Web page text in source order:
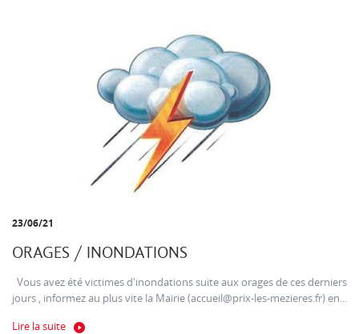
23/06/21
ORAGES / INONDATIONS
Vous avez été victimes d'inondations suite aux orages de ces derniers
jours , informez au plus vite la Mairie (accueil@prix-les-mezieres.fr) en...
Lire la suite